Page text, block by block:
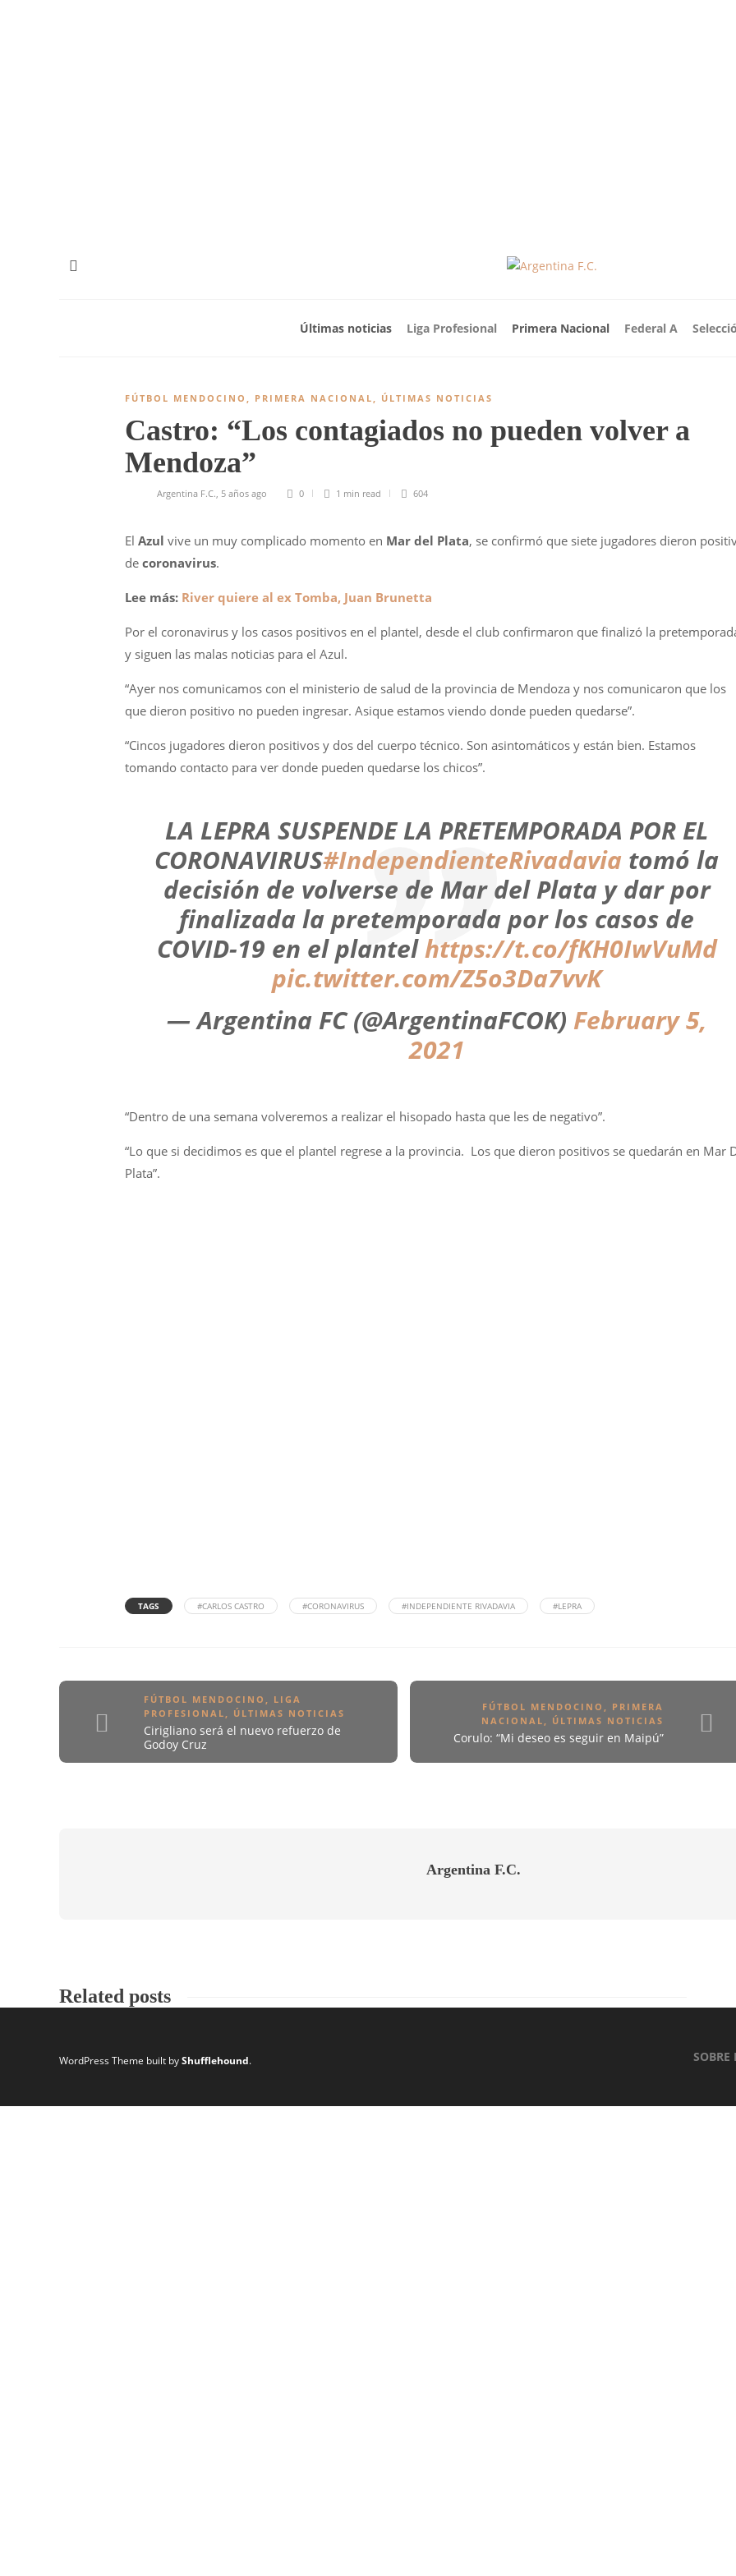
Últimas noticias Liga Profesional Primera Nacional Federal A
FÚTBOL MENDOCINO , PRIMERA NACIONAL, ÚLTIMAS NOTICIAS
Castro: “Los contagiados no pueden volver a
Mendoza”
Argentina F.C., 5 años ago 0 1 min read 604
El Azul vive un muy complicado momento en Mar del Plata, se confirmó que siete jugadores dieron
de coronavirus.
Lee más: River quiere al ex Tomba, Juan Brunetta
Por el coronavirus y los casos positivos en el plantel, desde el club confirmaron que finalizó la
y siguen las malas noticias para el Azul.
“Ayer nos comunicamos con el ministerio de salud de la provincia de Mendoza y nos comunicaron que los
que dieron positivo no pueden ingresar. Asique estamos viendo donde pueden quedarse”.
“Cincos jugadores dieron positivos y dos del cuerpo técnico. Son asintomáticos y están bien. Estamos
tomando contacto para ver donde pueden quedarse los chicos”.
LA LEPRA SUSPENDE LA PRETEMPORADA POR EL
CORONAVIRUS#IndependienteRivadavia tomó la
decisión de volverse de Mar del Plata y dar por
finalizada la pretemporada por los casos de
COVID-19 en el plantelhttps://t.co/fKH0IwVuMd
pic.twitter.com/Z5o3Da7vvK
— Argentina FC (@ArgentinaFCOK) February 5,
2021
“Dentro de una semana volveremos a realizar el hisopado hasta que les de negativo”.
“Lo que si decidimos es que el plantel regrese a la provincia. Los que dieron positivos se quedarán en Mar
Plata”.
TAGS #CARLOS CASTRO #CORONAVIRUS #INDEPENDIENTE RIVADAVIA #LEPRA
FÚTBOL MENDOCINO , LIGA
PROFESIONAL , ÚLTIMAS NOTICIAS
Cirigliano será el nuevo refuerzo de
Godoy Cruz
FÚTBOL MENDOCINO
PRIMERA
NACIONAL
ÚLTIMAS NOTICIAS
Corulo: “Mi deseo es seguir en Maipú”
Argentina F.C.
Related posts
WordPress Theme built byShufflehound. SOBRE